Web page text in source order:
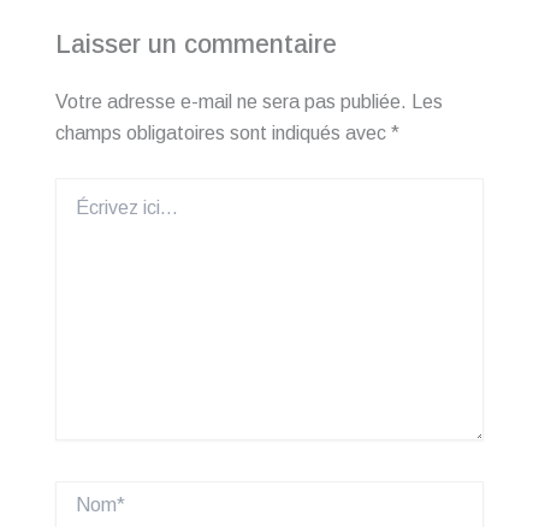
Laisser un commentaire
Votre adresse e-mail ne sera pas publiée.
Les
champs obligatoires sont indiqués avec *
ici…